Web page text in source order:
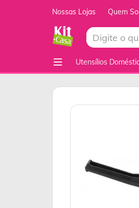
Nossas Lojas Quem
Utensílios